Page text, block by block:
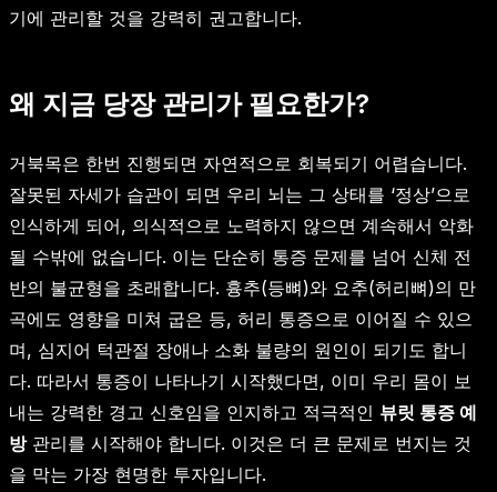
기에 관리할 것을 강력히 권고합니다.
왜 지금 당장 관리가 필요한가?
거북목은 한번 진행되면 자연적으로 회복되기 어렵습니다.
잘못된 자세가 습관이 되면 우리 뇌는 그 상태를 ‘정상’으로
인식하게 되어, 의식적으로 노력하지 않으면 계속해서 악화
될 수밖에 없습니다. 이는 단순히 통증 문제를 넘어 신체 전
반의 불균형을 초래합니다. 흉추(등뼈)와 요추(허리뼈)의 만
곡에도 영향을 미쳐 굽은 등, 허리 통증으로 이어질 수 있으
며, 심지어 턱관절 장애나 소화 불량의 원인이 되기도 합니
다. 따라서 통증이 나타나기 시작했다면, 이미 우리 몸이 보
내는 강력한 경고 신호임을 인지하고 적극적인 뷰릿 통증 예
방관리를 시작해야 합니다. 이것은 더 큰 문제로 번지는 것
을 막는 가장 현명한 투자입니다.